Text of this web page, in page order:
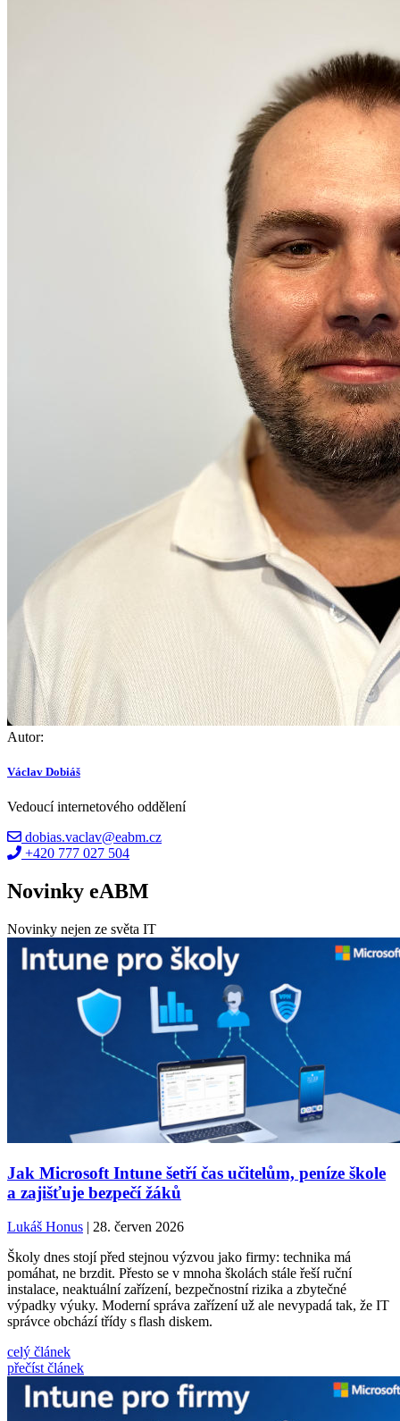
Autor:
Václav Dobiáš
Vedoucí internetového oddělení
dobias.vaclav@eabm.cz
+420 777 027 504
Novinky eABM
Novinky nejen ze světa IT
Jak Microsoft Intune šetří čas učitelům, peníze škole
a zajišťuje bezpečí žáků
Lukáš Honus | 28. červen 2026
Školy dnes stojí před stejnou výzvou jako firmy: technika má
pomáhat, ne brzdit. Přesto se v mnoha školách stále řeší ruční
instalace, neaktuální zařízení, bezpečnostní rizika a zbytečné
výpadky výuky. Moderní správa zařízení už ale nevypadá tak, že IT
správce obchází třídy s flash diskem.
celý článek
přečíst článek